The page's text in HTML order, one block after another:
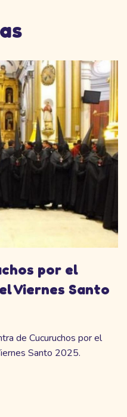
por el
Viernes Santo
de Cucuruchos por el
Santo 2025.